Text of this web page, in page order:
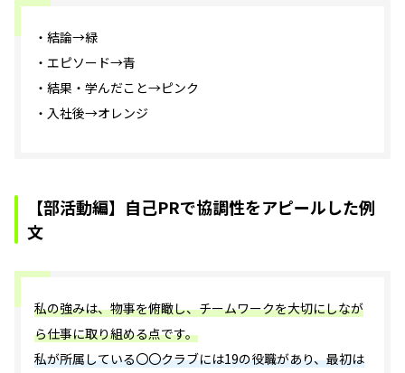
・結論→緑
・エピソード→青
・結果・学んだこと→ピンク
・入社後→オレンジ
【部活動編】自己PRで協調性をアピールした例
文
私の強みは、物事を俯瞰し、チームワークを大切にしなが
ら仕事に取り組める点です。
私が所属している〇〇クラブには19の役職があり、最初は